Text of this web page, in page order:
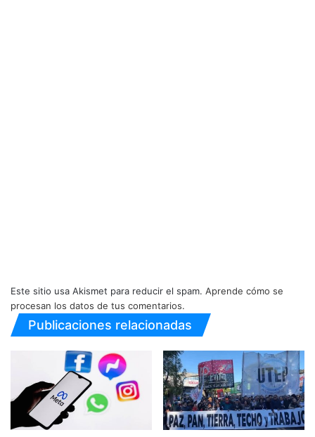
Este sitio usa Akismet para reducir el spam. Aprende cómo se
procesan los datos de tus comentarios.
Publicaciones relacionadas